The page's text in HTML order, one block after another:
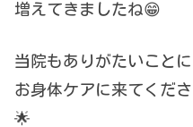
増えてきましたね😁
当院もありがたいことに
お身体ケアに来てくだ
🌟